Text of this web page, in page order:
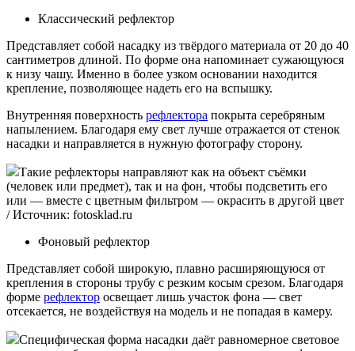
Классический рефлектор
Представляет собой насадку из твёрдого материала от 20 до 40
сантиметров длиной. По форме она напоминает сужающуюся
к низу чашу. Именно в более узком основании находится
крепление, позволяющее надеть его на вспышку.
Внутренняя поверхность рефлектора покрыта серебряным
напылением. Благодаря ему свет лучше отражается от стенок
насадки и направляется в нужную фотографу сторону.
Такие рефлекторы направляют как на объект съёмки
(человек или предмет), так и на фон, чтобы подсветить его
или — вместе с цветным фильтром — окрасить в другой цвет
/ Источник: fotosklad.ru
Фоновый рефлектор
Представляет собой широкую, плавно расширяющуюся от
крепления в стороны трубу с резким косым срезом. Благодаря
форме рефлектор освещает лишь участок фона — свет
отсекается, не воздействуя на модель и не попадая в камеру.
Специфическая форма насадки даёт равномерное световое